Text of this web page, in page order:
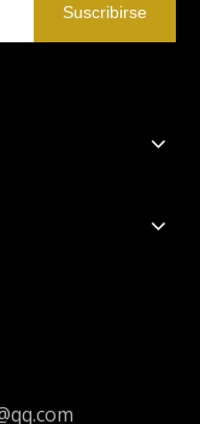
Suscribirse